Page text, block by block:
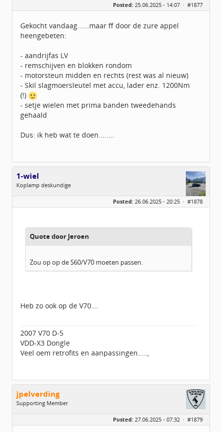
Geregistreerd:04 / 2022
Posted: 25.06.2025 - 14:07 · #1877
Gekocht vandaag......maar ff door de zure appel
heengebeten:
- aandrijfas LV
- remschijven en blokken rondom
- motorsteun midden en rechts (rest was al nieuw)
- Skil slagmoersleutel met accu, lader enz. 1200Nm
(!)
- setje wielen met prima banden tweedehands
gehaald
Dus: ik heb wat te doen........
1-wiel
Koplamp deskundige
Geslacht:
Leeftijd:
52
Posted: 26.06.2025 - 20:25 · #1878
Quote door Jeroen
Zou op op de S60/V70 moeten passen.
Heb zo ook op de V70….
2007 V70 D-5
VDD-X3 Dongle
Veel oem retrofits en aanpassingen…..,
jpelverding
Supporting Member
Leeftijd:
69
Posted: 27.06.2025 - 07:32 · #1879